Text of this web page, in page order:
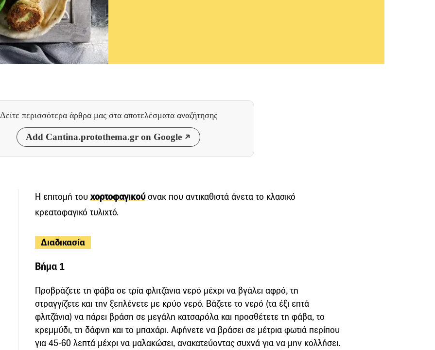
Δείτε περισσότερα άρθρα μας στα αποτελέσματα αναζήτησης
Add Cantina.protothema.gr on Google
Η επιτομή του χορτοφαγικούσνακ που αντικαθιστά άνετα το κλασικό
κρεατοφαγικό τυλιχτό.
Διαδικασία
Βήμα 1
Προβράζετε τη φάβα σε τρία φλιτζάνια νερό μέχρι να βγάλει αφρό, τη
στραγγίζετε και την ξεπλένετε με κρύο νερό. Βάζετε το νερό (τα έξι επτά
φλιτζάνια) να πάρει βράση σε μεγάλη κατσαρόλα και προσθέτετε τη φάβα, το
κρεμμύδι, τη δάφνη και το μπαχάρι. Αφήνετε να βράσει σε μέτρια φωτιά περίπου
για 45-60 λεπτά μέχρι να μαλακώσει, ανακατεύοντας συχνά για να μην κολλήσει.